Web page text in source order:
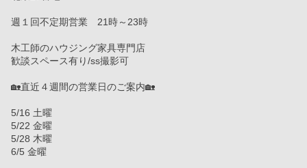
週１回不定期営業　21時～23時
木工師のハウジング家具専門店
歓談スペース有り/ss撮影可
🏡直近４週間の営業日のご案内🏡
5/16 土曜
5/22 金曜
5/28 木曜
6/5 金曜